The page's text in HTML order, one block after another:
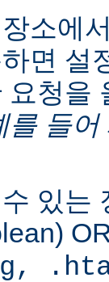
소에
면 설
요청을
를 들어
있는